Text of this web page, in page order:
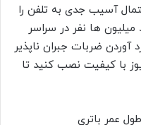
آسیب جدی به تلفن را
ها نفر در سراسر
آوردن ضربات جبران ناپذیر
با کیفیت نصب کنید تا